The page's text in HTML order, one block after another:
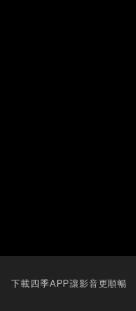
下載四季APP讓影音更順暢